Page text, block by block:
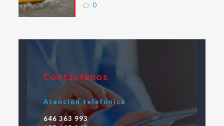
0
Contáctenos
Atención telefónica
646 363 993